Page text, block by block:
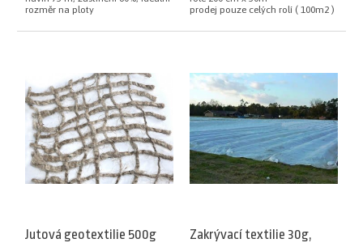
rozměr na ploty
prodej pouze celých rolí ( 100m2 )
Jutová geotextilie 500g
Zakrývací textilie 30g,